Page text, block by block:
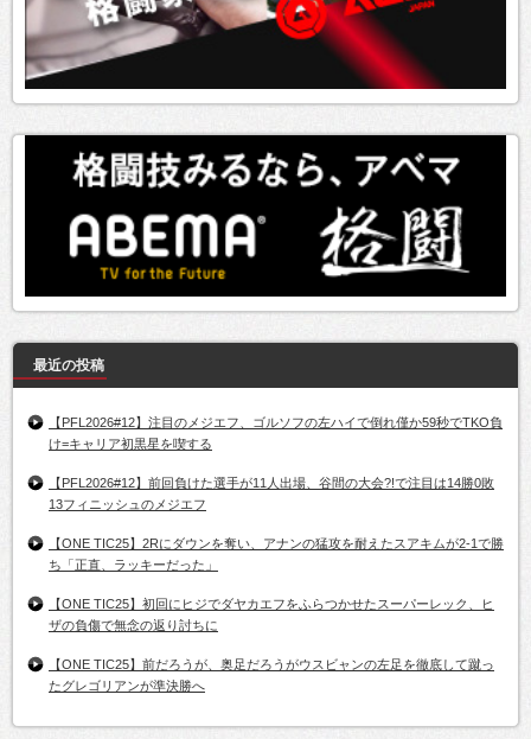
最近の投稿
【PFL2026#12】注目のメジエフ、ゴルソフの左ハイで倒れ僅か59秒でTKO負
け=キャリア初黒星を喫する
【PFL2026#12】前回負けた選手が11人出場、谷間の大会?!で注目は14勝0敗
13フィニッシュのメジエフ
【ONE TIC25】2Rにダウンを奪い、アナンの猛攻を耐えたスアキムが2-1で勝
ち「正直、ラッキーだった」
【ONE TIC25】初回にヒジでダヤカエフをふらつかせたスーパーレック、ヒ
ザの負傷で無念の返り討ちに
【ONE TIC25】前だろうが、奥足だろうがウスビャンの左足を徹底して蹴っ
たグレゴリアンが準決勝へ